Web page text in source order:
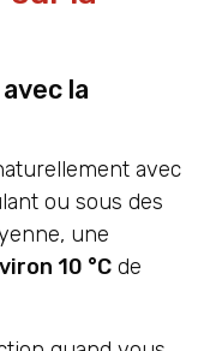
la
avec
ou sous des
une
10 °C de